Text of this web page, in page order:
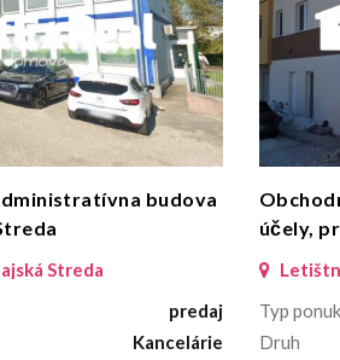
budova
Streda
predaj
Kancelárie
účely,
Typ
Druh